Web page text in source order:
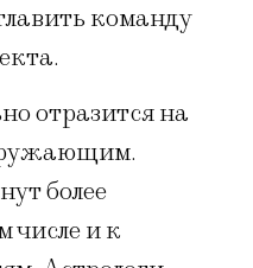
команду
отразится на
более
числе и к